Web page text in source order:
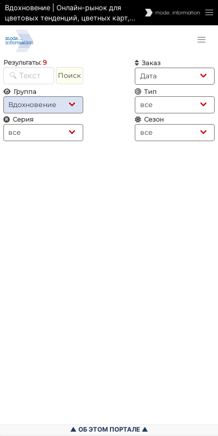
Вдохновение | Онлайн-рынок для
цветовых тенденций, цветных карт,
цветовых инструментов |
Прогнозирование и анализ
Результаты:9
Поиск
Заказ
Группа Тип
Серия Сезон
ОБ ЭТОМ ПОРТАЛЕ